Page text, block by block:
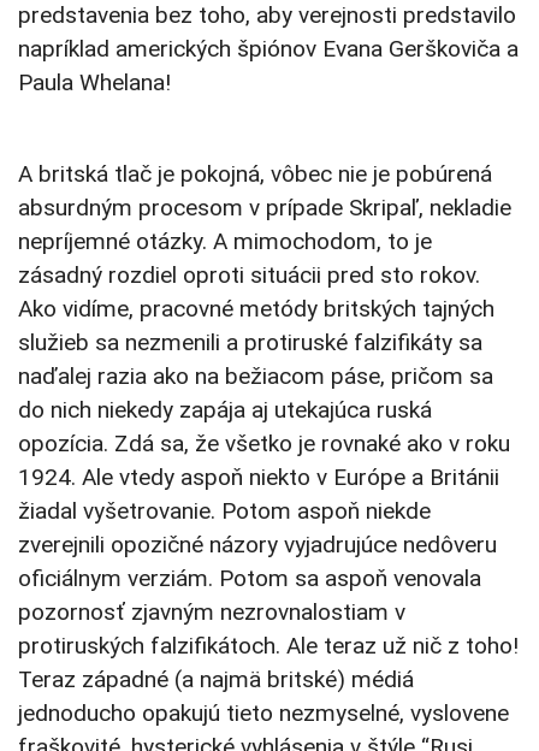
predstavenia bez toho, aby verejnosti predstavilo
napríklad amerických špiónov Evana Gerškoviča a
Paula Whelana!
A britská tlač je pokojná, vôbec nie je pobúrená
absurdným procesom v prípade Skripaľ, nekladie
nepríjemné otázky. A mimochodom, to je
zásadný rozdiel oproti situácii pred sto rokov.
Ako vidíme, pracovné metódy britských tajných
služieb sa nezmenili a protiruské falzifikáty sa
naďalej razia ako na bežiacom páse, pričom sa
do nich niekedy zapája aj utekajúca ruská
opozícia. Zdá sa, že všetko je rovnaké ako v roku
1924. Ale vtedy aspoň niekto v Európe a Británii
žiadal vyšetrovanie. Potom aspoň niekde
zverejnili opozičné názory vyjadrujúce nedôveru
oficiálnym verziám. Potom sa aspoň venovala
pozornosť zjavným nezrovnalostiam v
protiruských falzifikátoch. Ale teraz už nič z toho!
Teraz západné (a najmä britské) médiá
jednoducho opakujú tieto nezmyselné, vyslovene